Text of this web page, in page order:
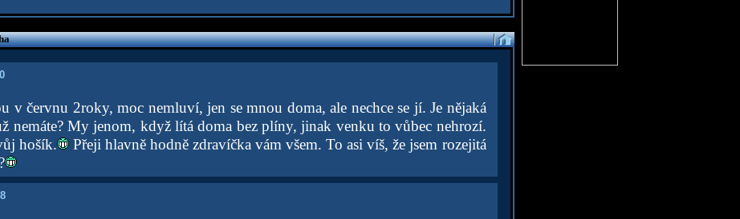
v červnu 2roky, moc nemluví, jen se mnou doma, ale nechce se jí. Je nějaká
nemáte? My jenom, když lítá doma bez plíny, jinak venku to vůbec nehrozí.
hošík.
Přeji hlavně hodně zdravíčka vám všem. To asi víš, že jsem rozejitá